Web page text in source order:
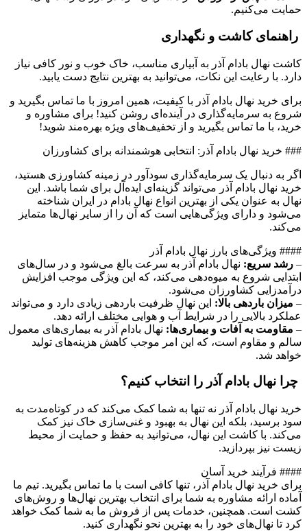
حمایت می‌کنیم.
راهنمای کاشت و نگهداری
کاشت نهال بادام آذر به آبیاری مناسب، خاک خوب و نور کافی نیاز
دارد. با رعایت این نکات، می‌توانید به بهترین نتایج دست یابید.
برای خرید نهال بادام آذر با کیفیت، همین امروز با ما تماس بگیرید و
شروع به سرمایه‌گذاری در آینده‌ای روشن کنید! برای مشاوره و
خرید، با ما تماس بگیرید و از تخفیف‌های ویژه بهره‌مند شوید!
### خرید نهال بادام آذر: انتخابی هوشمندانه برای کشاورزان
اگر به دنبال یک سرمایه‌گذاری سودآور در زمینه کشاورزی هستید،
خرید نهال بادام آذر می‌تواند گزینه‌ای ایده‌آل برای شما باشد. این
نهال به عنوان یکی از بهترین انواع نهال بادام در ایران شناخته
می‌شود و دارای ویژگی‌هایی است که آن را از سایر نهال‌ها متمایز
می‌کند.
#### ویژگی‌های بارز نهال بادام آذر
– رشد سریع: نهال بادام آذر به سرعت بالغ می‌شود و در سال‌های
ابتدایی شروع به میوه‌دهی می‌کند، که این ویژگی موجب افزایش
درآمدزایی کشاورزان می‌شود.
– میزان باردهی بالا: این نهال ظرفیت باردهی زیادی دارد و می‌تواند
عملکرد بالایی را در شرایط آب و هوایی مختلف ارائه دهد.
– مقاومت به آفات و بیماری‌ها: نهال بادام آذر به بیماری‌های معمول
سالم و مقاوم است، که این امر موجب کاهش هزینه‌های تولید
خواهد شد.
چرا نهال بادام آذر را انتخاب کنیم؟
خرید نهال بادام آذر نه تنها به شما کمک می‌کند که در کوتاه‌مدت به
سود برسید، بلکه این نهال به بهبود و غنی‌سازی خاک نیز کمک
می‌کند. با کاشت این نهال، می‌توانید به حفظ و حمایت از محیط
زیست نیز بپردازید.
#### فرآیند خرید آسان
برای خرید نهال بادام آذر، تنها کافی است با ما تماس بگیرید. تیم ما
آماده ارائه مشاوره به شما برای انتخاب بهترین نهال‌ها و روش‌های
کشت است. همچنین، خدمات پس از فروش ما به شما کمک خواهد
کرد تا نهال‌های خود را به بهترین نحو نگهداری کنید.